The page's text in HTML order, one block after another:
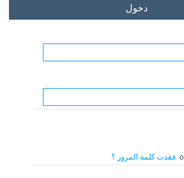
دخول
فقدت كلمة المرور ؟